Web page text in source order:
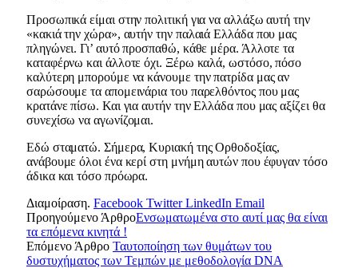
Προσωπικά είμαι στην πολιτική για να αλλάξω αυτή την
«κακιά την χώρα», αυτήν την παλαιά Ελλάδα που μας
πληγώνει. Γι’ αυτό προσπαθώ, κάθε μέρα. Άλλοτε τα
καταφέρνω και άλλοτε όχι. Ξέρω καλά, ωστόσο, πόσο
καλύτερη μπορούμε να κάνουμε την πατρίδα μας αν
σαρώσουμε τα απομεινάρια του παρελθόντος που μας
κρατάνε πίσω. Και για αυτήν την Ελλάδα που μας αξίζει θα
συνεχίσω να αγωνίζομαι.
Εδώ σταματώ. Σήμερα, Κυριακή της Ορθοδοξίας,
ανάβουμε όλοι ένα κερί στη μνήμη αυτών που έφυγαν τόσο
άδικα και τόσο πρόωρα.
Διαμοίραση. Facebook Twitter LinkedIn Email
Προηγούμενο ΆρθροΕνσωματωμένα στο αυτί μας θα είναι
τα επόμενα κινητά !
Επόμενο Άρθρο Ταυτοποίηση των θυμάτων του
δυστυχήματος των Τεμπών με μεθοδολογία DNA